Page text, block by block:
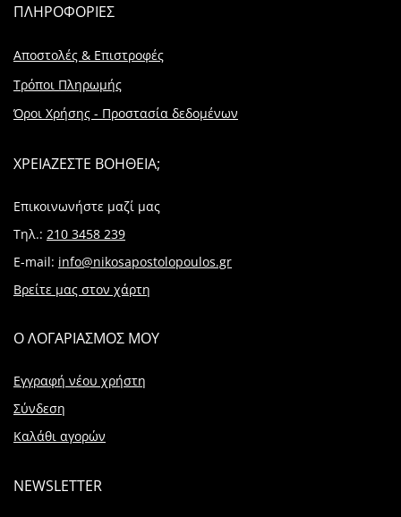
ΠΛΗΡΟΦΟΡΙΕΣ
Αποστολές & Επιστροφές
Τρόποι Πληρωμής
Όροι Χρήσης - Προστασία δεδομένων
ΧΡΕΙΑΖΕΣΤΕ ΒΟΗΘΕΙΑ;
Επικοινωνήστε μαζί μας
Τηλ.: 210 3458 239
E-mail: info@nikosapostolopoulos.gr
Βρείτε μας στον χάρτη
Ο ΛΟΓΑΡΙΑΣΜΟΣ ΜΟΥ
Εγγραφή νέου χρήστη
Σύνδεση
Καλάθι αγορών
NEWSLETTER